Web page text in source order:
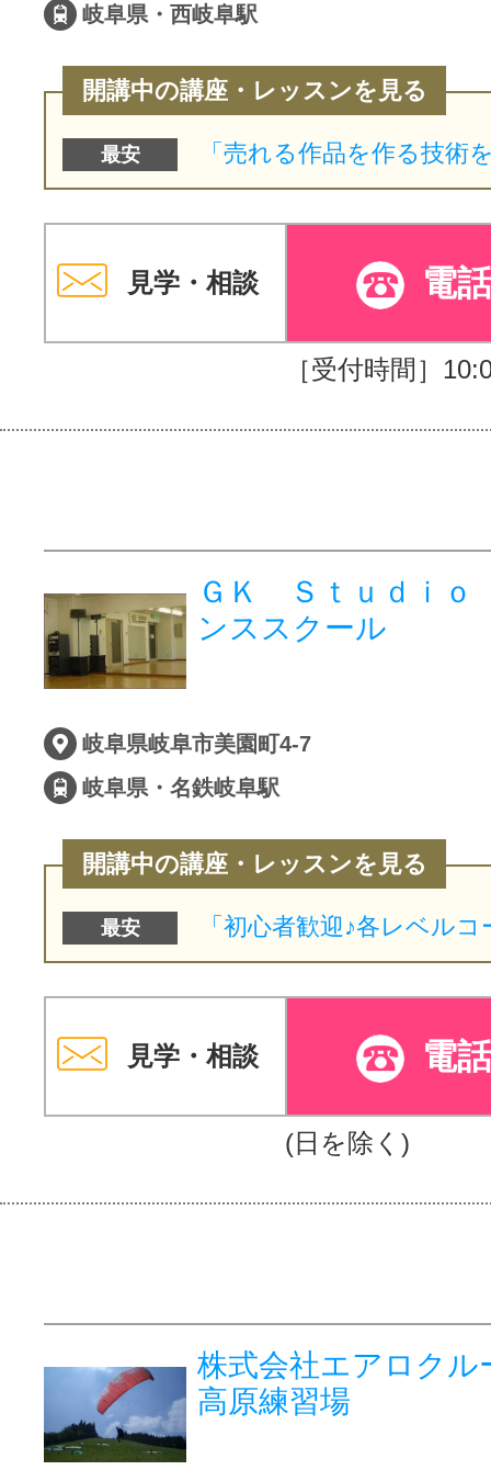
岐阜県・西岐阜駅
開講中の講座・レッスンを見る
最安
見学・相談 電
［受付時間］
ＧＫ Ｓｔｕｄｉ
ンススクール
岐阜県岐阜市美園町4-7
岐阜県・名鉄岐阜駅
開講中の講座・レッスンを見る
最安
見学・相談 電
(日を除く)
株式会社エアロク
高原練習場